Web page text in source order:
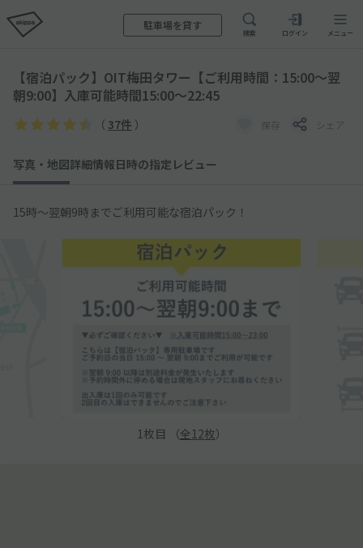
駐車場を貸す
検索 ログイン メニュー
【宿泊パック】OIT梅田タワー【ご利用時間：15:00〜翌
朝9:00】入庫可能時間15:00〜22:45
（ 37件 ） 保存 シェア
写真・地図詳細情報日時の指定 レビュー
15時〜翌朝9時までご利用可能な宿泊パック！
1 枚目 （全12枚）